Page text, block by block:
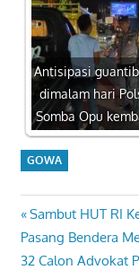
Antisipasi
dimalam hari
Somba Opu
GOWA
Navigasi
pos
Previous
Post:
Sambut HUT RI
Pasang Bendera
Next
32 Calon Advokat